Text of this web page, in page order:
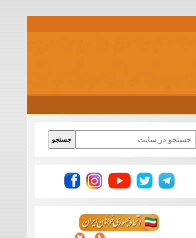
Search
جستجو